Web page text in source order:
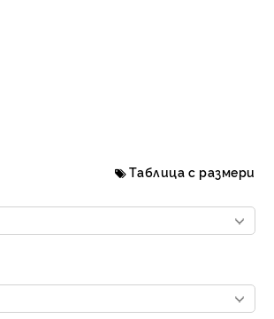
Таблица с размери